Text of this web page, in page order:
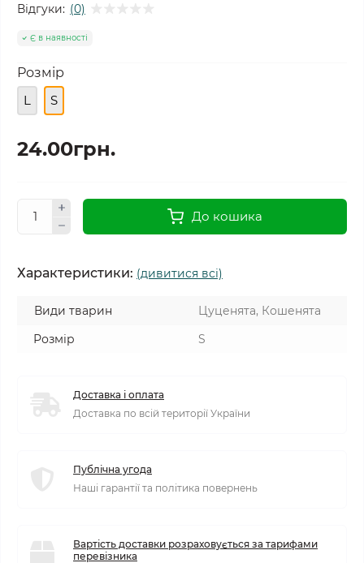
Відгуки: (0)
Є в наявності
Розмір
L
S
24.00грн.
До кошика
Характеристики: (дивитися всі)
Види тварин
Цуценята, Кошенята
Розмір
S
Доставка і оплата
Доставка по всій території України
Публічна угода
Наші гарантії та політика повернень
Вартість доставки розраховується за тарифами
перевізника